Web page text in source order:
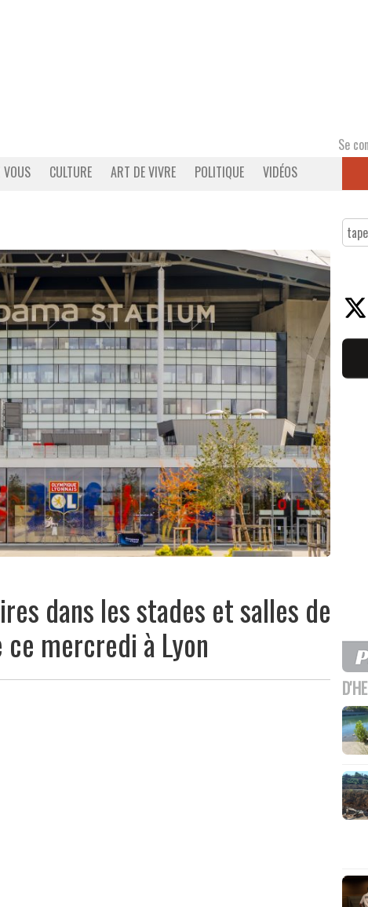
Se
VOUS CULTURE ART DE VIVRE POLITIQUE VIDÉOS
dans les stades et salles de
mercredi à Lyon